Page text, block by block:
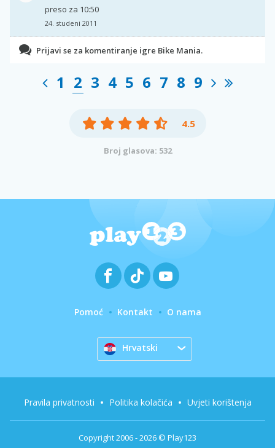
preso za 10:50
24. studeni 2011
Prijavi se za komentiranje igre Bike Mania.
1 2 3 4 5 6 7 8 9
4.5
Broj glasova: 532
Pomoć Kontakt O nama
Hrvatski
Copyright 2006 - 2026 © Play123
Pravila privatnosti Politika kolačića Uvjeti korištenja